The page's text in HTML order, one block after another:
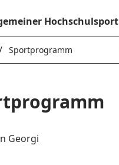
Hochschulsport
Sportprogramm
Georgi